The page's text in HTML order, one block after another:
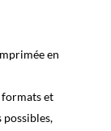
en
formats et